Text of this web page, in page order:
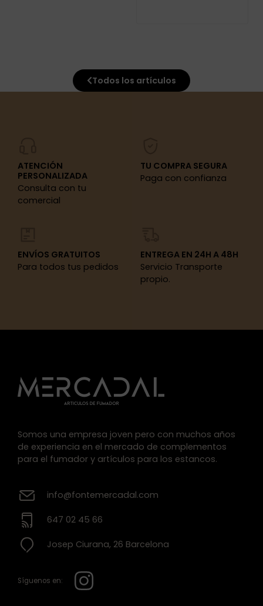
Todos los artículos
ATENCIÓN
PERSONALIZADA
Consulta con tu
comercial
TU COMPRA SEGURA
Paga con confianza
ENVÍOS GRATUITOS
Para todos tus pedidos
ENTREGA EN 24H A 48H
Servicio Transporte
propio.
Somos una empresa joven pero con muchos años
de experiencia en el mercado de complementos
para el fumador y artículos para los estancos.
info@fontemercadal.com
647 02 45 66
Josep Ciurana, 26 Barcelona
Síguenos en: